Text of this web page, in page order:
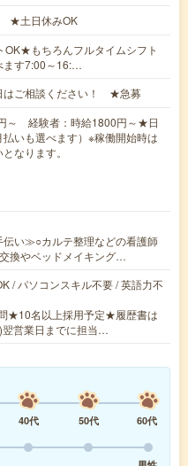
★土日休みOK
もちろんフルタイムシフト
ます7:00～16:…
はご相談ください！ ★急募
～ 経験者：時給1800円～★日
いも選べます）※稼働開始時は
なります。
い≫○カルテ整理などの看護師
換やベッドメイキング…
/ パソコンスキル不要 / 英語力不
★10名以上採用予定★履歴書は
営業日までに担当…
40代 50代
60代